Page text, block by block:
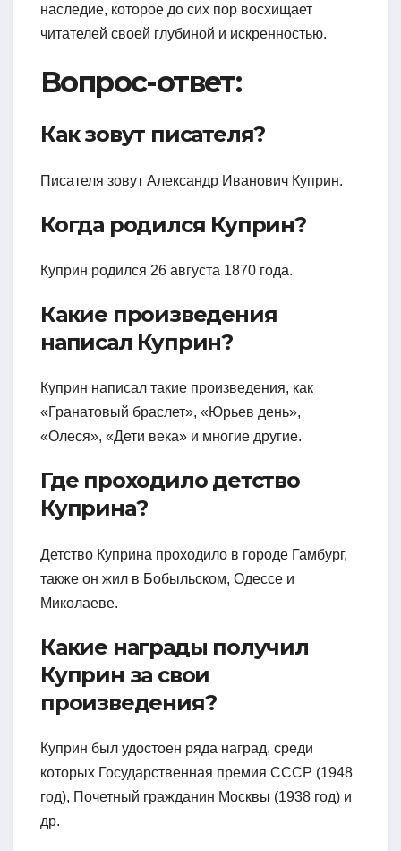
наследие, которое до сих пор восхищает
читателей своей глубиной и искренностью.
Вопрос-ответ:
Как зовут писателя?
Писателя зовут Александр Иванович Куприн.
Когда родился Куприн?
Куприн родился 26 августа 1870 года.
Какие произведения
написал Куприн?
Куприн написал такие произведения, как
«Гранатовый браслет», «Юрьев день»,
«Олеся», «Дети века» и многие другие.
Где проходило детство
Куприна?
Детство Куприна проходило в городе Гамбург,
также он жил в Бобыльском, Одессе и
Миколаеве.
Какие награды получил
Куприн за свои
произведения?
Куприн был удостоен ряда наград, среди
которых Государственная премия СССР (1948
год), Почетный гражданин Москвы (1938 год) и
др.